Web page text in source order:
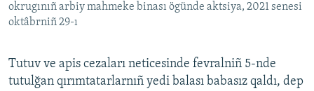
okrugınıñ arbiy mahmeke binası ögünde aktsiya, 2021 senesi
oktâbrniñ 29-ı
Tutuv ve apis cezaları neticesinde fevralniñ 5-nde
tutulğan qırımtatarlarnıñ yedi balası babasız qaldı, dep